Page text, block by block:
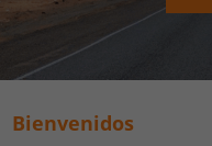
Bienvenidos